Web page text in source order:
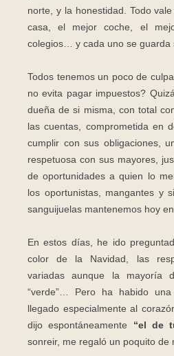
norte, y la honestidad. Todo
casa, el mejor coche, el
colegios… y cada uno se guarda
Todos tenemos un poco de
no evita pagar impuestos?
dueña de si misma, con total
las cuentas, comprometida en
cumplir con sus obligaciones,
respetuosa con sus mayores,
de oportunidades a quien lo
los oportunistas, mangantes y
sanguijuelas mantenemos hoy en
En estos días, he ido
color de la Navidad, las
variadas aunque la mayoría
“verde”… Pero ha habido
llegado especialmente al
dijo espontáneamente “el de
sonreir, me regaló un poquito de